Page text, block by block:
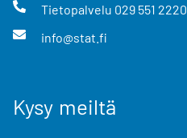
Tietopalvelu 029 551 2220
info@stat.fi
Kysy meiltä